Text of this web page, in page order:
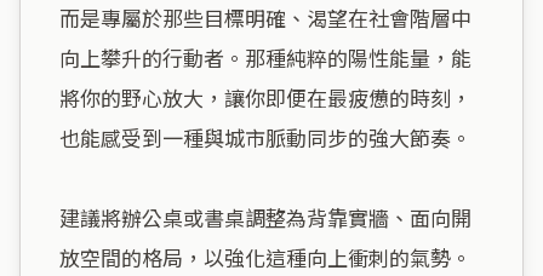
而是專屬於那些目標明確、渴望在社會階層中
向上攀升的行動者。那種純粹的陽性能量，能
將你的野心放大，讓你即便在最疲憊的時刻，
也能感受到一種與城市脈動同步的強大節奏。
建議將辦公桌或書桌調整為背靠實牆、面向開
放空間的格局，以強化這種向上衝刺的氣勢。